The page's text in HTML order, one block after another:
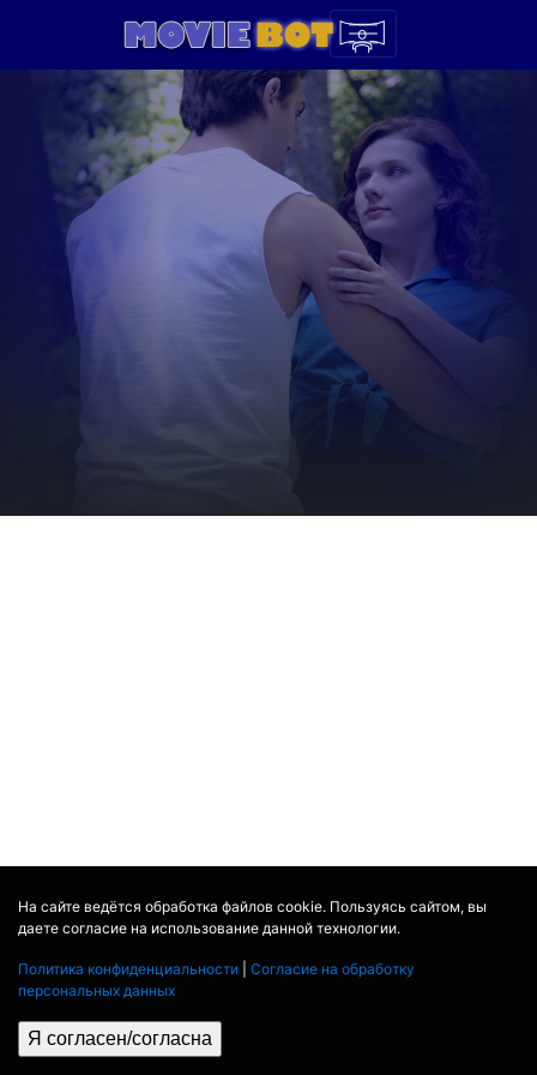
На сайте ведётся обработка файлов cookie. Пользуясь сайтом, вы
даете согласие на использование данной технологии.
Политика конфиденциальности
Согласие на обработку
персональных данных
Я согласен/согласна